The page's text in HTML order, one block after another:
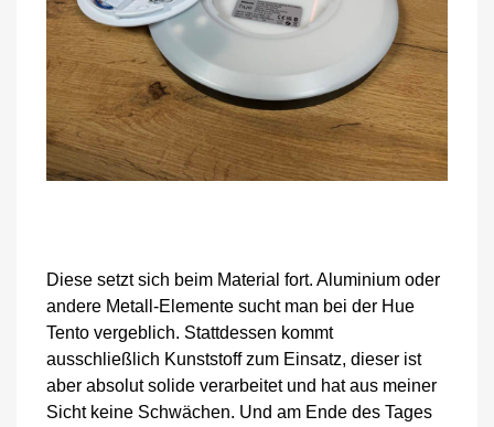
Diese setzt sich beim Material fort. Aluminium oder
andere Metall-Elemente sucht man bei der Hue
Tento vergeblich. Stattdessen kommt
ausschließlich Kunststoff zum Einsatz, dieser ist
aber absolut solide verarbeitet und hat aus meiner
Sicht keine Schwächen. Und am Ende des Tages